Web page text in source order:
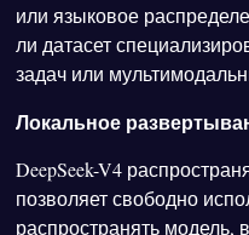
или языковое
ли датасет
задач или
Локальное
DeepSeek-V4
позволяет свободно
распространять модель,